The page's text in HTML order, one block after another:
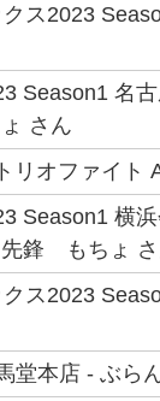
クス2023
Season1 名
さん
リオファイ
Season1 横
鋒 もちょ
クス2023
堂本店 - ぶら